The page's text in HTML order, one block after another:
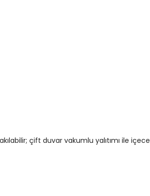
çift duvar vakumlu yalıtımı ile